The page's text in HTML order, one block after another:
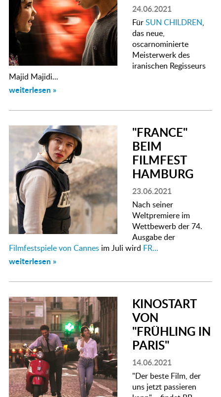
24.06.2021
FürSUN CHILDREN,
das neue,
oscarnominierte
Meisterwerk des
iranischen Regisseurs
Majid Majidi...
weiterlesen »
"FRANCE"
BEIM
FILMFEST
HAMBURG
23.06.2021
Nach seiner
Weltpremiere im
Wettbewerb der 74.
Ausgabe der
Filmfestspiele von Cannesim Juli wird FR...
weiterlesen »
KINOSTART
VON
"FRÜHLING IN
PARIS"
14.06.2021
"Der beste Film, der
uns jetzt passieren